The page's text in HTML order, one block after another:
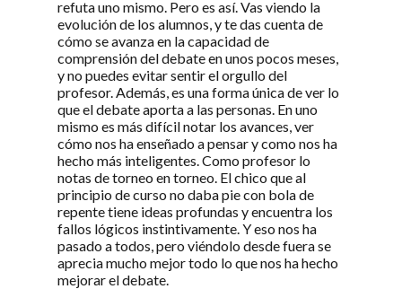
refuta uno mismo. Pero es así. Vas viendo la
evolución de los alumnos, y te das cuenta de
cómo se avanza en la capacidad de
comprensión del debate en unos pocos meses,
y no puedes evitar sentir el orgullo del
profesor. Además, es una forma única de ver lo
que el debate aporta a las personas. En uno
mismo es más difícil notar los avances, ver
cómo nos ha enseñado a pensar y como nos ha
hecho más inteligentes. Como profesor lo
notas de torneo en torneo. El chico que al
principio de curso no daba pie con bola de
repente tiene ideas profundas y encuentra los
fallos lógicos instintivamente. Y eso nos ha
pasado a todos, pero viéndolo desde fuera se
aprecia mucho mejor todo lo que nos ha hecho
mejorar el debate.